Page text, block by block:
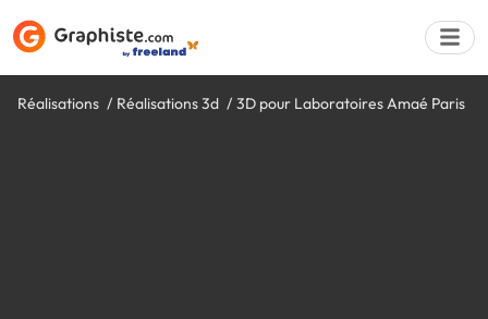
Réalisations Réalisations 3d 3D pour Laboratoires Amaé Paris